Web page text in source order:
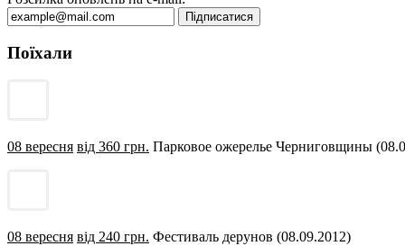
Поїхали
08 вересня від 360 грн. Парковое ожерелье Черниговщины
08 вересня від 240 грн. Фестиваль дерунов (08.09.2012)